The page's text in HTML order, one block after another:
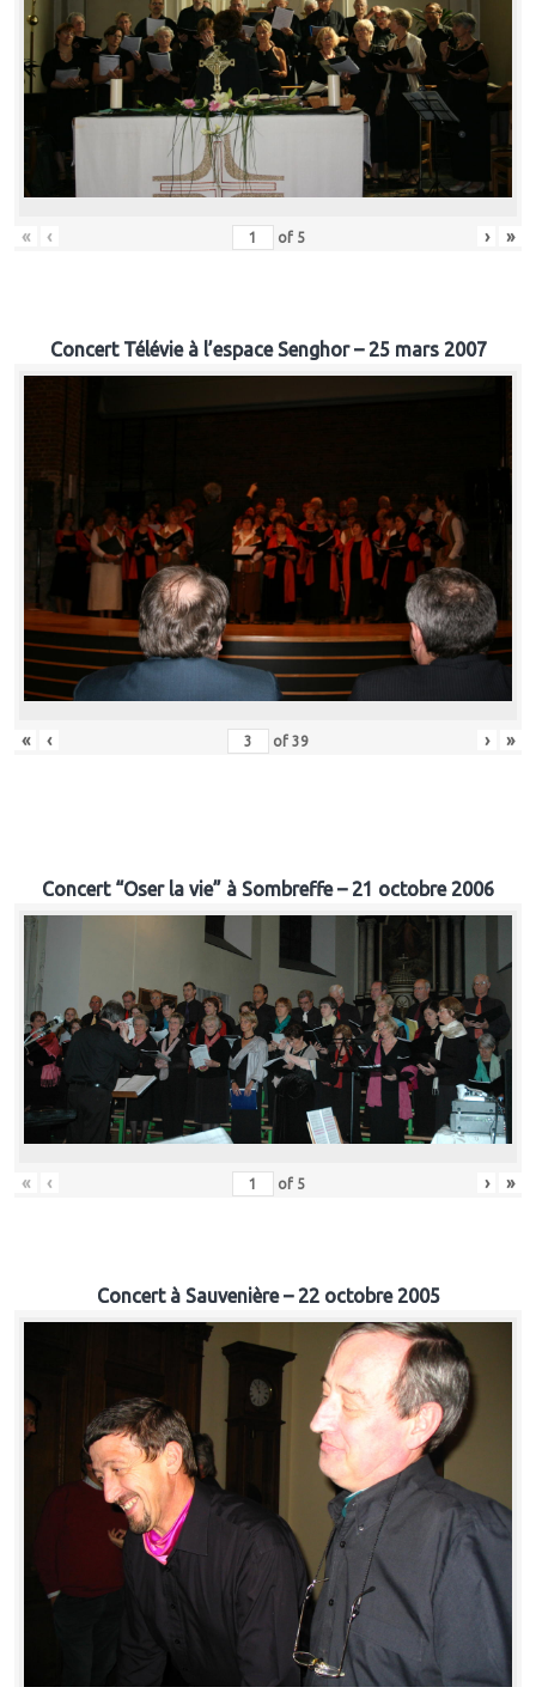
« ‹ of 5 › »
Concert Télévie à l’espace Senghor – 25 mars 2007
« ‹ of 39 › »
Concert “Oser la vie” à Sombreffe – 21 octobre 2006
« ‹ of 5 › »
Concert à Sauvenière – 22 octobre 2005